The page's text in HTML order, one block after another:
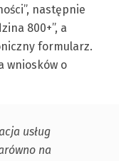
następnie
800+”, a
formularz.
wniosków o
usług
na